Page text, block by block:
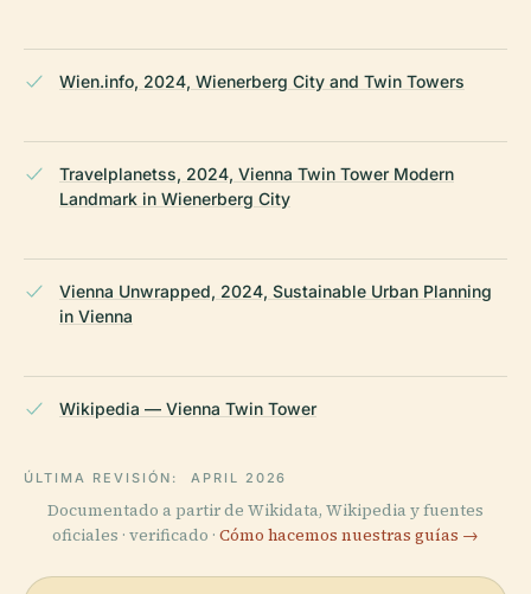
Wien.info, 2024, Wienerberg City and Twin Towers
Travelplanetss, 2024, Vienna Twin Tower Modern
Landmark in Wienerberg City
Vienna Unwrapped, 2024, Sustainable Urban Planning
in Vienna
Wikipedia — Vienna Twin Tower
ÚLTIMA REVISIÓN: APRIL 2026
Documentado a partir de Wikidata, Wikipedia y fuentes
oficiales · verificado · Cómo hacemos nuestras guías →